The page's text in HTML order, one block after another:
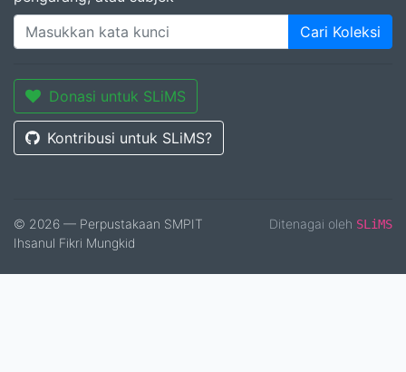
Cari Koleksi
Donasi untuk SLiMS
Kontribusi untuk SLiMS?
© 2026 — Perpustakaan SMPIT
Ihsanul Fikri Mungkid
Ditenagai oleh SLiMS